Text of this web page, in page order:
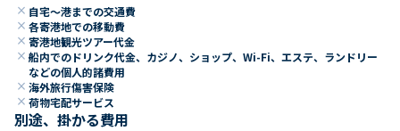
close 自宅～港までの交通費
close 各寄港地での移動費
close 寄港地観光ツアー代金
close 船内でのドリンク代金、カジノ、ショップ、Wi-Fi、エステ、ランドリー
などの個人的諸費用
close 海外旅行傷害保険
close 荷物宅配サービス
別途、掛かる費用